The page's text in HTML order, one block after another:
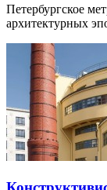
Петербургское
архитектурных